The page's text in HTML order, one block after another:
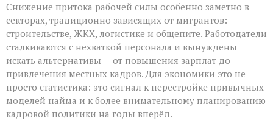
Снижение притока рабочей силы особенно заметно в
секторах, традиционно зависящих от мигрантов:
строительстве, ЖКХ, логистике и общепите. Работодатели
сталкиваются с нехваткой персонала и вынуждены
искать альтернативы — от повышения зарплат до
привлечения местных кадров. Для экономики это не
просто статистика: это сигнал к перестройке привычных
моделей найма и к более внимательному планированию
кадровой политики на годы вперёд.